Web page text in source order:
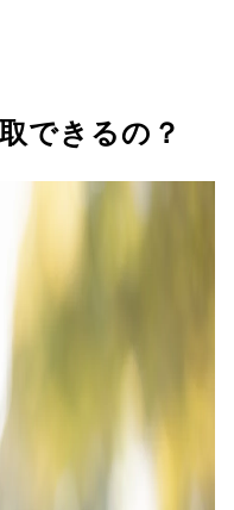
できるの？